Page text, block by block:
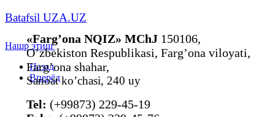
Batafsil UZA.UZ
Нашр этиш
Назад
Вперёд
«Farg’ona NQIZ» MChJ 150106,
O’zbekiston Respublikasi, Farg’ona viloyati,
Farg’ona shahar,
Sanoat ko’chasi, 240 uy
Tel: (+99873) 229-45-19